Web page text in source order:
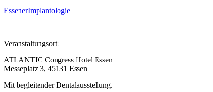
EssenerImplantologie
Veranstaltungsort:
ATLANTIC Congress Hotel Essen
Messeplatz 3, 45131 Essen
Mit begleitender Dentalausstellung.